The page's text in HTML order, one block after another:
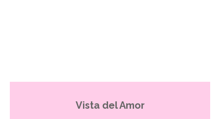
Un lugar hospitalario con excelente servicio.
Vista del Amor